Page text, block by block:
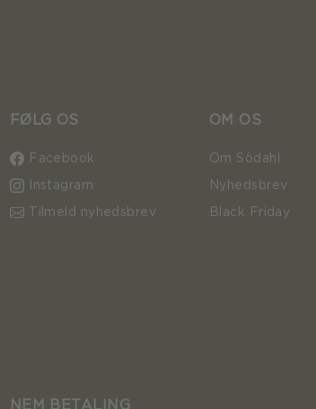
FØLG OS
Facebook
Instagram
Tilmeld nyhedsbrev
OM OS
Om Södahl
Nyhedsbrev
Black Friday
NEM BETALING